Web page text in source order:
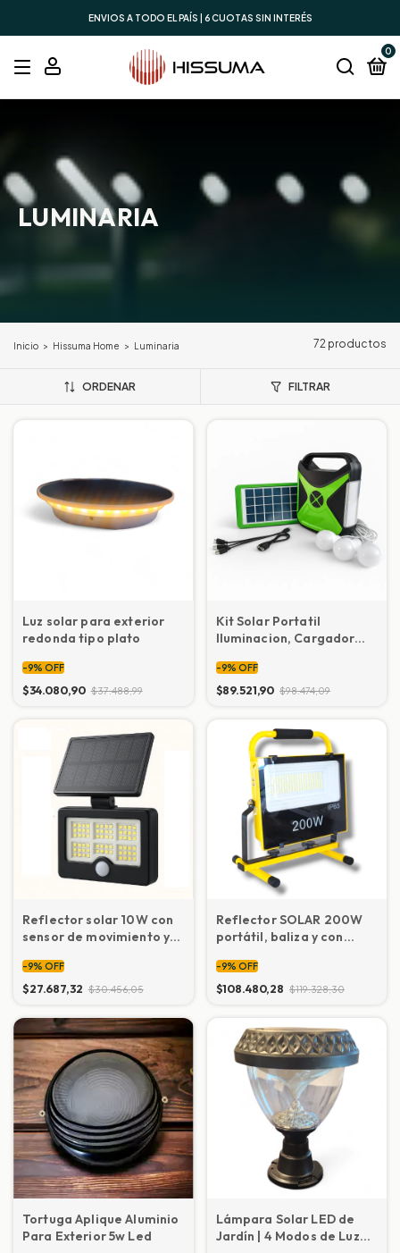
ENVIOS A TODO EL PAÍS | 6 CUOTAS SIN INTERÉS
0
LUMINARIA
Inicio > Hissuma Home > Luminaria 72 productos
ORDENAR FILTRAR
Luz solar para exterior
redonda tipo plato
-9% OFF
$34.080,90 $37.488,99
Kit Solar Portatil
Iluminacion, Cargador
Bluetooh
-9% OFF
$89.521,90 $98.474,09
Reflector solar 10W con
sensor de movimiento y
-9% OFF
$27.687,32 $30.456,05
Reflector SOLAR 200W
portátil, baliza y con
auto
-9% OFF
$108.480,28 $119.328,30
Tortuga Aplique Aluminio
Para Exterior 5w Led
Lámpara Solar LED de
Jardín | 4 Modos de Luz